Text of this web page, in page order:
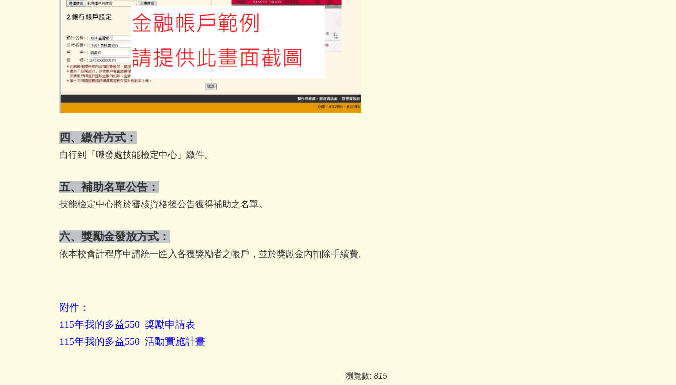
四、繳件方式：
自行到「職發處技能檢定中心」繳件。
五、補助名單公告：
技能檢定中心將於審核資格後公告獲得補助之名單。
六、獎勵金發放方式：
依本校會計程序申請統一匯入各獲獎勵者之帳戶，並於獎勵金內扣除手續費。
附件：
115年我的多益550_獎勵申請表
115年我的多益550_活動實施計畫
瀏覽數: 815